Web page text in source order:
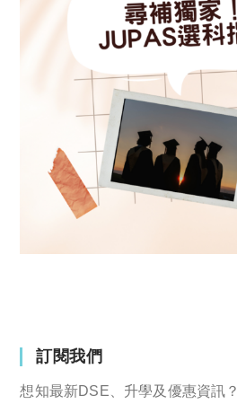
訂閱我們
想知最新DSE、升學及優惠資訊？